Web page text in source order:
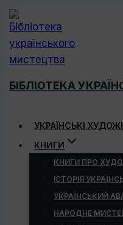
Перейти
до
вмісту
БІБЛІОТЕКА
УКРАЇНСЬКІ
КНИГИ
КНИГИ ПРО
ІСТОРІЯ
УКРАЇНСЬКИЙ
НАРОДНЕ